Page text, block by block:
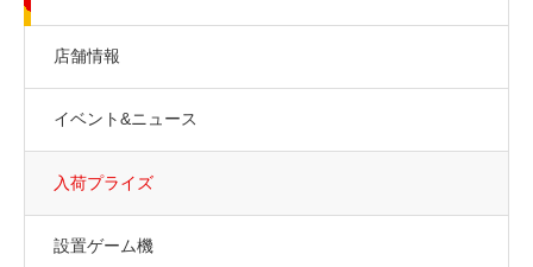
店舗情報
イベント&ニュース
入荷プライズ
設置ゲーム機